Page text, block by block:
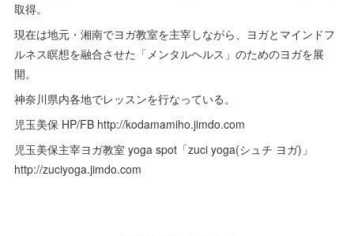
取得。
現在は地元・湘南でヨガ教室を主宰しながら、ヨガとマインドフ
ルネス瞑想を融合させた「メンタルヘルス」のためのヨガを展
開。
神奈川県内各地でレッスンを行なっている。
児玉美保 HP/FB http://kodamamiho.jimdo.com
児玉美保主宰ヨガ教室 yoga spot「zuci yoga(シュチ ヨガ)」
http://zuciyoga.jimdo.com